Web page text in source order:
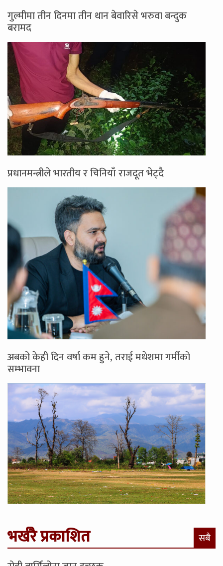
गुल्मीमा तीन दिनमा तीन थान बेवारिसे भरुवा बन्दुक
बरामद
प्रधानमन्त्रीले भारतीय र चिनियाँ राजदूत भेट्दै
अबको केही दिन वर्षा कम हुने, तराई मधेशमा गर्मीको
सम्भावना
भर्खरै प्रकाशित सबै